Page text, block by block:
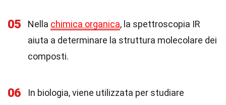
05 Nella chimica organica, la spettroscopia IR
aiuta a determinare la struttura molecolare dei
composti.
06
In biologia, viene utilizzata per studiare